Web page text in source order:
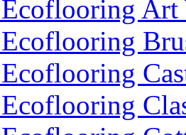
Ecoflooring Art
Ecoflooring
Ecoflooring
Ecoflooring